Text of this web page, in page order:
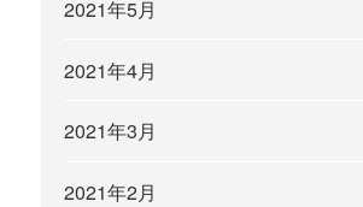
2021年5月
2021年4月
2021年3月
2021年2月